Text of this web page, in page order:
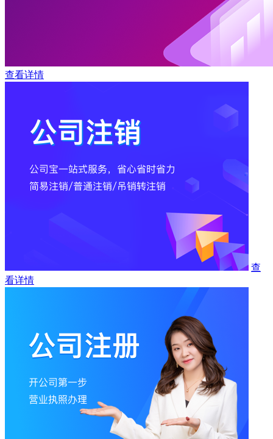
查看详情
查
看详情